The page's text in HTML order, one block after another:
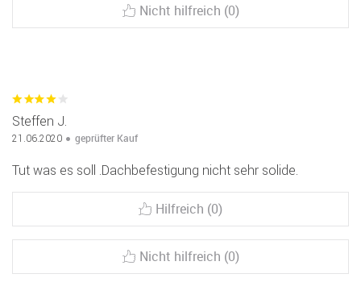
Nicht hilfreich (0)
Steffen J.
21.06.2020 geprüfter Kauf
Tut was es soll .Dachbefestigung nicht sehr solide.
Hilfreich (0)
Nicht hilfreich (0)